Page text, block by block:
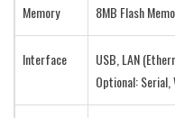
Memory 8MB Flash
Interface
USB, LAN
Optional: